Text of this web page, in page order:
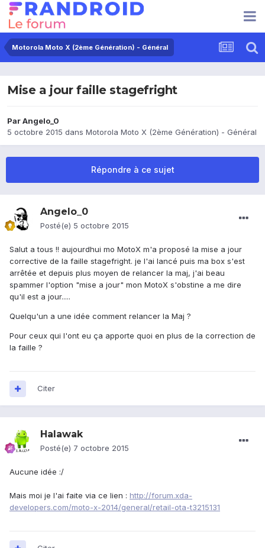
Motorola Moto X (2ème Génération) - Général
Mise a jour faille stagefright
ParAngelo_0
5 octobre 2015 dans Motorola Moto X (2ème Génération) - Général
Répondre à ce sujet
Angelo_0
Posté(e) 5 octobre 2015
Salut a tous !! aujourdhui mo MotoX m'a proposé la mise a jour
corrective de la faille stagefright. je l'ai lancé puis ma box s'est
arrêtée et depuis plus moyen de relancer la maj, j'ai beau
spammer l'option "mise a jour" mon MotoX s'obstine a me dire
qu'il est a jour.....
Quelqu'un a une idée comment relancer la Maj ?
Pour ceux qui l'ont eu ça apporte quoi en plus de la correction de
la faille ?
Citer
Halawak
Posté(e) 7 octobre 2015
Aucune idée :/
Mais moi je l'ai faite via ce lien : http://forum.xda-
developers.com/moto-x-2014/general/retail-ota-t3215131